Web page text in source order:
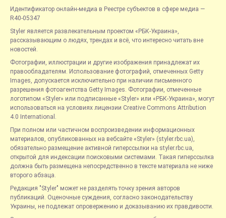
Идентификатор онлайн-медиа в Реестре субъектов в сфере медиа —
R40-05347
Styler является развлекательным проектом «РБК-Украина»,
рассказывающим о людях, трендах и всё, что интересно читать вне
новостей.
Фотографии, иллюстрации и другие изображения принадлежат их
правообладателям. Использование фотографий, отмеченных Getty
Images, допускается исключительно при наличии письменного
разрешения фотоагентства Getty Images. Фотографии, отмеченные
логотипом «Styler» или подписанные «Styler» или «РБК-Украина», могут
использоваться на условиях лицензии Creative Commons Attribution
4.0 International.
При полном или частичном воспроизведении информационных
материалов, опубликованных на вебсайте «Styler» (styler.rbc.ua),
обязательно размещение активной гиперссылки на styler.rbc.ua,
открытой для индексации поисковыми системами. Такая гиперссылка
должна быть размещена непосредственно в тексте материала не ниже
второго абзаца.
Редакция "Styler" может не разделять точку зрения авторов
публикаций. Оценочные суждения, согласно законодательству
Украины, не подлежат опровержению и доказыванию их правдивости.